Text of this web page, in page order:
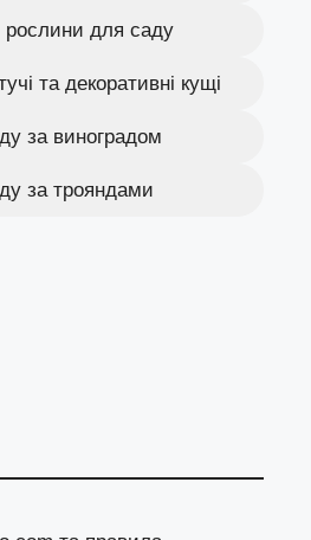
рослини для саду
та декоративні кущі
за виноградом
за трояндами